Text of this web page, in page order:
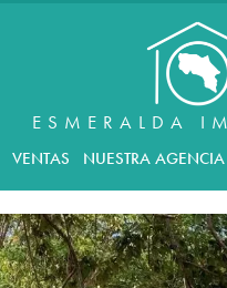
ESMERALDA
VENTAS NUESTRA AGENCIA